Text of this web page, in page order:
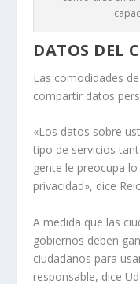
DATOS DEL
Las comodidades
compartir datos
«Los datos sobre
tipo de servicios
gente le preocupa
privacidad», dice
A medida que las
gobiernos deben
ciudadanos para
responsable, dice